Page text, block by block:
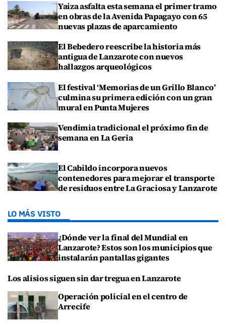
Yaiza asfalta esta semana el primer tramo
en obras de la Avenida Papagayo con 65
nuevas plazas de aparcamiento
El Bebedero reescribe la historia más
antigua de Lanzarote con nuevos
hallazgos arqueológicos
El festival ‘Memorias de un Grillo Blanco’
culmina su primera edición con un gran
mural en Punta Mujeres
Vendimia tradicional el próximo fin de
semana en La Geria
El Cabildo incorpora nuevos
contenedores para mejorar el transporte
de residuos entre La Graciosa y Lanzarote
LO MÁS VISTO
¿Dónde ver la final del Mundial en
Lanzarote? Estos son los municipios que
instalarán pantallas gigantes
Los alisios siguen sin dar tregua en Lanzarote
Operación policial en el centro de
Arrecife